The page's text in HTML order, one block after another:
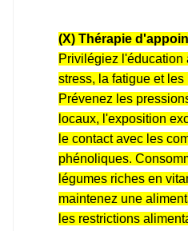
(X) Thérapie
Privilégiez l'éducation
stress, la fatigue et
Prévenez les
locaux, l'exposition
le contact avec les
phénoliques.
légumes riches en
maintenez une
les restrictions